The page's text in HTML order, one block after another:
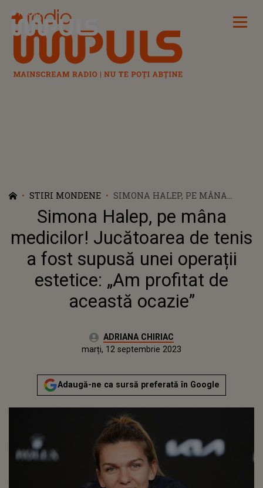
Radio Impuls
STIRI MONDENE
SIMONA HALEP, PE MÂNA
MEDICILOR! JUCĂTOAREA DE
TENIS A FOST SUPUSĂ UNEI
OPERAȚII ESTETICE: „AM
PROFITAT DE ACEASTĂ OCAZIE”
Simona Halep, pe mâna
medicilor! Jucătoarea de tenis
a fost supusă unei operații
estetice: „Am profitat de
această ocazie”
Autor:ADRIANA CHIRIAC
luni, 12 septembrie 2022Actualizat:
marți, 12 septembrie 2023
Adaugă-ne ca sursă preferată în Google